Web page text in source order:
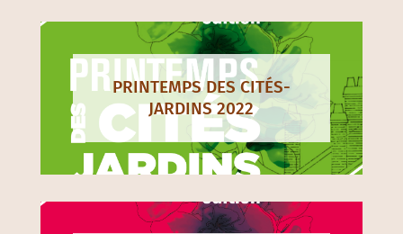
PRINTEMPS DES CITÉS-
JARDINS 2022